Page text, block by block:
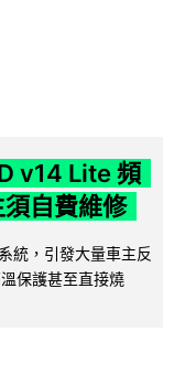
v14 Lite 頻
自費維修
統，引發大量車主反
保護甚至直接燒